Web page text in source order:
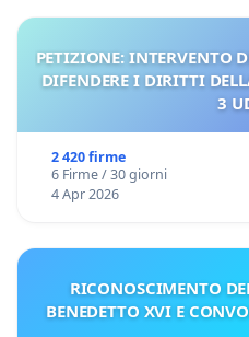
PETIZIONE: INTERVENTO
DIFENDERE I DIRITTI
3
2 420 firme
6 Firme / 30 giorni
4 Apr 2026
RICONOSCIMENTO
BENEDETTO XVI E